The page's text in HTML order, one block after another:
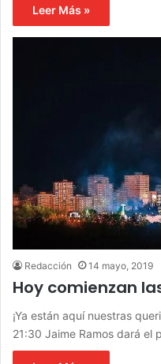
Leer Más »
Redacción 14 mayo, 2019
Hoy comienzan
¡Ya están aquí nuestras
21:30 Jaime Ramos dará el